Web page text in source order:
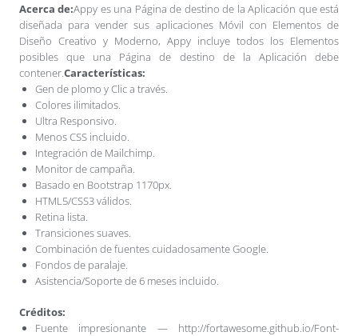
Acerca de:Appy es una Página de destino de la Aplicación que está
diseñada para vender sus aplicaciones Móvil con Elementos de
Diseño Creativo y Moderno, Appy incluye todos los Elementos
posibles que una Página de destino de la Aplicación debe
contener.Características:
Gen de plomo y Clic a través.
Colores ilimitados.
Ultra Responsivo.
Menos CSS incluido.
Integración de Mailchimp.
Monitor de campaña.
Basado en Bootstrap 1170px.
HTML5/CSS3 válidos.
Retina lista.
Transiciones suaves.
Combinación de fuentes cuidadosamente Google.
Fondos de paralaje.
Asistencia/Soporte de 6 meses incluido.
Créditos:
Fuente impresionante — http://fortawesome.github.io/Font-